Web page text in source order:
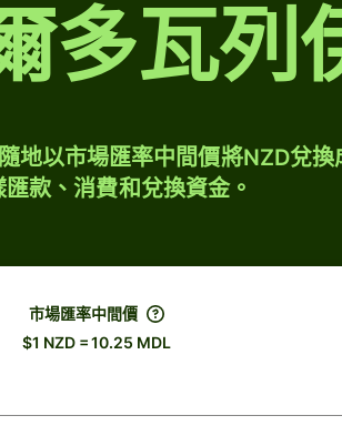
多瓦列
地以市場匯率中間價將NZD兌
款、消費和兌換資金。
市場匯率中間價
$1 NZD = 10.25 MDL